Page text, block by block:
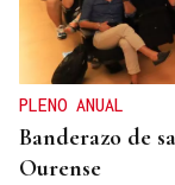
Jorge
creando valor
que lo hace
PLENO ANUAL
Banderazo de
Ourense